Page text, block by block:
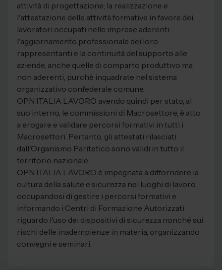
attività di progettazione; la realizzazione e
l'attestazione delle attività formative in favore dei
lavoratori occupati nelle imprese aderenti,
l'aggiornamento professionale dei loro
rappresentanti e la continuità del supporto alle
aziende, anche quelle di comparto produttivo ma
non aderenti, purchè inquadrate nel sistema
organizzativo confederale comune.
OPN ITALIA LAVORO avendo quindi per stato, al
suo interno, le commissioni di Macrosettore, è atto
a erogare e validare percorsi formativi in tutti i
Macrosettori. Pertanto, gli attestati rilasciati
dall'Organismo Paritetico sono validi in tutto il
territorio nazionale.
OPN ITALIA LAVORO è impegnata a difforndere la
cultura della salute e sicurezza nei luoghi di lavoro,
occupandosi di gestire i percorsi formativi e
informando i Centri di Formazione Autorizzati
riguardo l'uso dei dispositivi di sicurezza nonché sui
rischi delle inadempienze in materia, organizzando
convegni e seminari.